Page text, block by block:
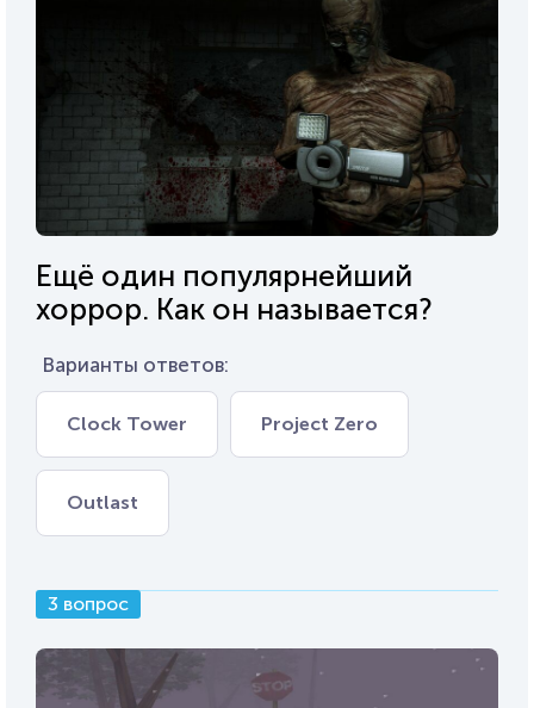
Ещё один популярнейший
хоррор. Как он называется?
Варианты ответов:
Clock Tower Project Zero
Outlast
3 вопрос